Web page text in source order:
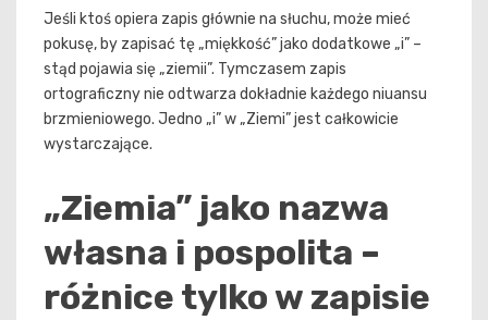
Jeśli ktoś opiera zapis głównie na słuchu, może mieć
pokusę, by zapisać tę „miękkość” jako dodatkowe „i” –
stąd pojawia się „ziemii”. Tymczasem zapis
ortograficzny nie odtwarza dokładnie każdego niuansu
brzmieniowego. Jedno „i” w „Ziemi” jest całkowicie
wystarczające.
„Ziemia” jako nazwa
własna i pospolita –
różnice tylko w zapisie